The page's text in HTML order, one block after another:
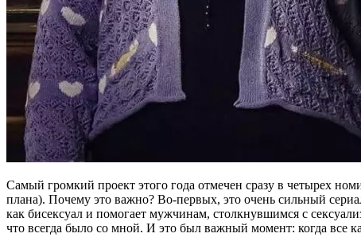
Самый громкий проект этого года отмечен сразу в четырех
плана). Почему это важно? Во-первых, это очень сильный
как бисексуал и помогает мужчинам, столкнувшимся с
что всегда было со мной. И это был важный момент: когда все